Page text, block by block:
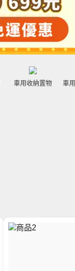
車用收納置物 車